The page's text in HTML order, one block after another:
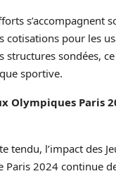
s’accompagnent
cotisations pour les
structures sondées,
sportive.
Olympiques Paris
tendu, l’impact des
Paris 2024 continue